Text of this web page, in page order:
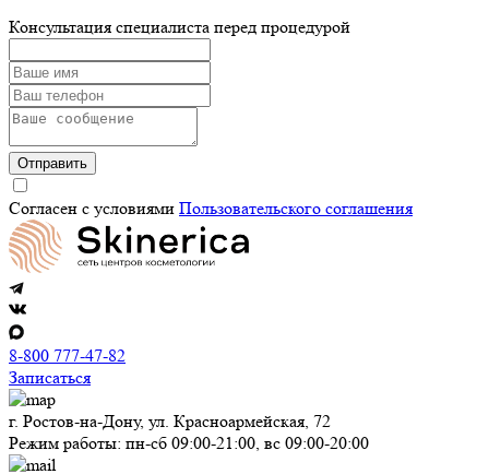
Консультация специалиста перед процедурой
Отправить
Согласен с условиями Пользовательского соглашения
8-800 777-47-82
Записаться
г. Ростов-на-Дону, ул. Красноармейская, 72
Режим работы: пн-сб 09:00-21:00, вс 09:00-20:00